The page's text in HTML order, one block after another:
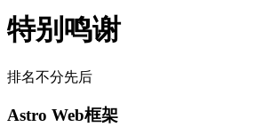
特别鸣谢
排名不分先后
Astro Web框架